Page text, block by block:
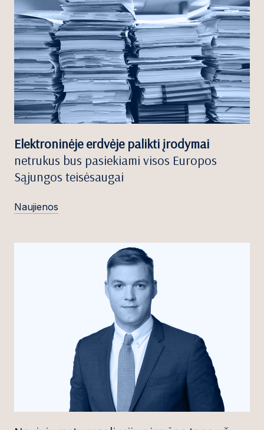
Elektroninėje erdvėje palikti įrodymai
netrukus bus pasiekiami visos Europos
Sąjungos teisėsaugai
Naujienos